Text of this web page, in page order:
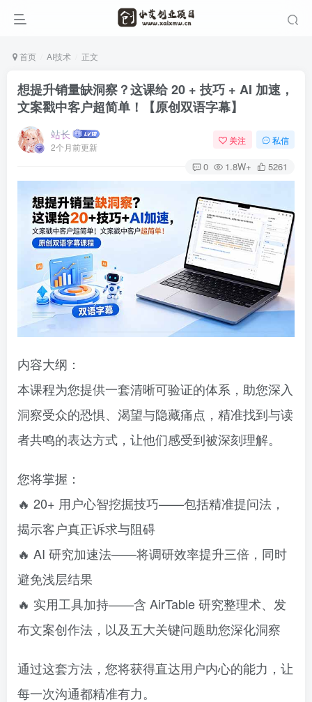
首页 AI技术 正文
想提升销量缺洞察？这课给 20 + 技巧 + AI 加速，
文案戳中客户超简单！【原创双语字幕】
站长
2个月前更新
关注 私信
0 1.8W+ 5261
内容大纲：
本课程为您提供一套清晰可验证的体系，助您深入
洞察受众的恐惧、渴望与隐藏痛点，精准找到与读
者共鸣的表达方式，让他们感受到被深刻理解。
您将掌握：
🔥 20+ 用户心智挖掘技巧——包括精准提问法，
揭示客户真正诉求与阻碍
🔥 AI 研究加速法——将调研效率提升三倍，同时
避免浅层结果
🔥 实用工具加持——含 AirTable 研究整理术、发
布文案创作法，以及五大关键问题助您深化洞察
通过这套方法，您将获得直达用户内心的能力，让
每一次沟通都精准有力。